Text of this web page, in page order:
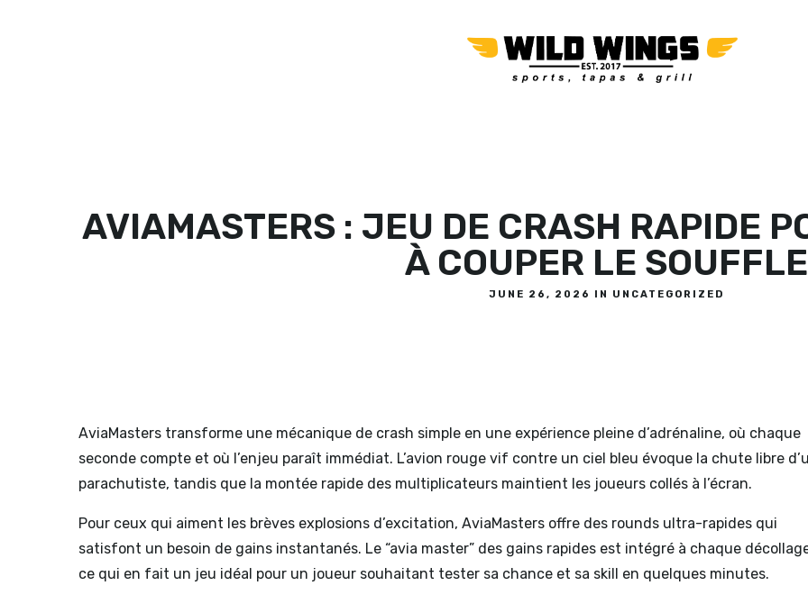
AVIAMASTERS : JEU DE CRASH RAPIDE
À COUPER LE SOUFFLE
JUNE 26, 2026 IN UNCATEGORIZED
AviaMasters transforme une mécanique de crash simple en une expérience pleine d’adrénaline, où chaque
seconde compte et où l’enjeu paraît immédiat. L’avion rouge vif contre un ciel bleu évoque la chute libre
parachutiste, tandis que la montée rapide des multiplicateurs maintient les joueurs collés à l’écran.
Pour ceux qui aiment les brèves explosions d’excitation, AviaMasters offre des rounds ultra-rapides qui
satisfont un besoin de gains instantanés. Le “avia master” des gains rapides est intégré à chaque
ce qui en fait un jeu idéal pour un joueur souhaitant tester sa chance et sa skill en quelques minutes.